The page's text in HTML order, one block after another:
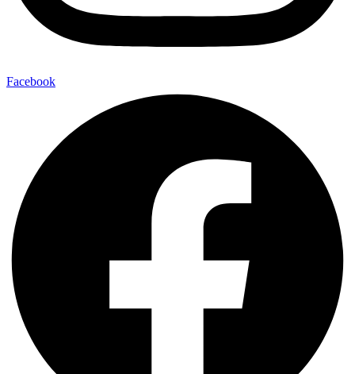
Facebook